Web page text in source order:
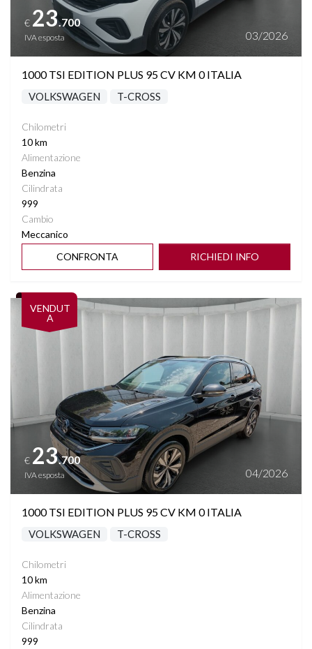
€ 23.700
IVA esposta 03/2026
1000 TSI EDITION PLUS 95 CV KM 0 ITALIA
VOLKSWAGEN T-CROSS
Chilometri
10 km
Alimentazione
Benzina
Cilindrata
999
Cambio
Meccanico
CONFRONTA
RICHIEDI INFO
VENDUT
A
Vedi dettagli
€ 23.700
IVA esposta 04/2026
1000 TSI EDITION PLUS 95 CV KM 0 ITALIA
VOLKSWAGEN T-CROSS
Chilometri
10 km
Alimentazione
Benzina
Cilindrata
999